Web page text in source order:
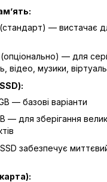
— вистачає
(опціонально) — для
відео, музики,
— базові варіанти
— для зберігання
забезпечує